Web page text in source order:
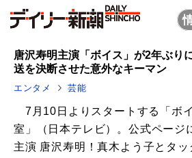
唐沢寿明主演「ボイス」が2年ぶ
送を決断させた意外なキーマン
エンタメ 芸能
7月10日よりスタートする「ボ
室」（日本テレビ）。公式ページ
主演 唐沢寿明！真木よう子とタッ